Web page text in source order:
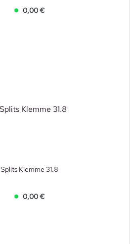
0,00 €
Splits Klemme 31.8
0,00 €